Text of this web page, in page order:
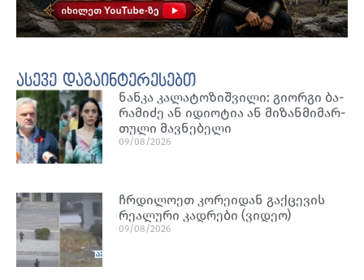
ასევე დაგაინტერესებთ
ნან­კა კა­ლა­ტო­ზიშ­ვი­ლი: გი­ორ­გი ბა­
რა­მი­ძე ან იდი­ო­ტია ან მი­ზან­მი­მარ­
თუ­ლი მავ­ნე­ბე­ლი
09/08/2026
ჩრდილოეთ კორეიდან გაქცევის
რეალური კადრები (ვიდეო)
09/08/2026